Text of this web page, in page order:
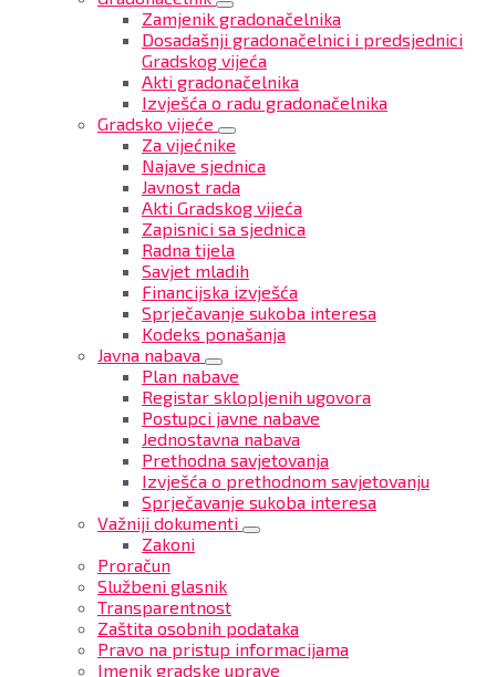
Zamjenik gradonačelnika
Dosadašnji gradonačelnici i predsjednici
Gradskog vijeća
Akti gradonačelnika
Izvješća o radu gradonačelnika
Gradsko vijeće
Za vijećnike
Najave sjednica
Javnost rada
Akti Gradskog vijeća
Zapisnici sa sjednica
Radna tijela
Savjet mladih
Financijska izvješća
Sprječavanje sukoba interesa
Kodeks ponašanja
Javna nabava
Plan nabave
Registar sklopljenih ugovora
Postupci javne nabave
Jednostavna nabava
Prethodna savjetovanja
Izvješća o prethodnom savjetovanju
Sprječavanje sukoba interesa
Važniji dokumenti
Zakoni
Proračun
Službeni glasnik
Transparentnost
Zaštita osobnih podataka
Pravo na pristup informacijama
Imenik gradske uprave